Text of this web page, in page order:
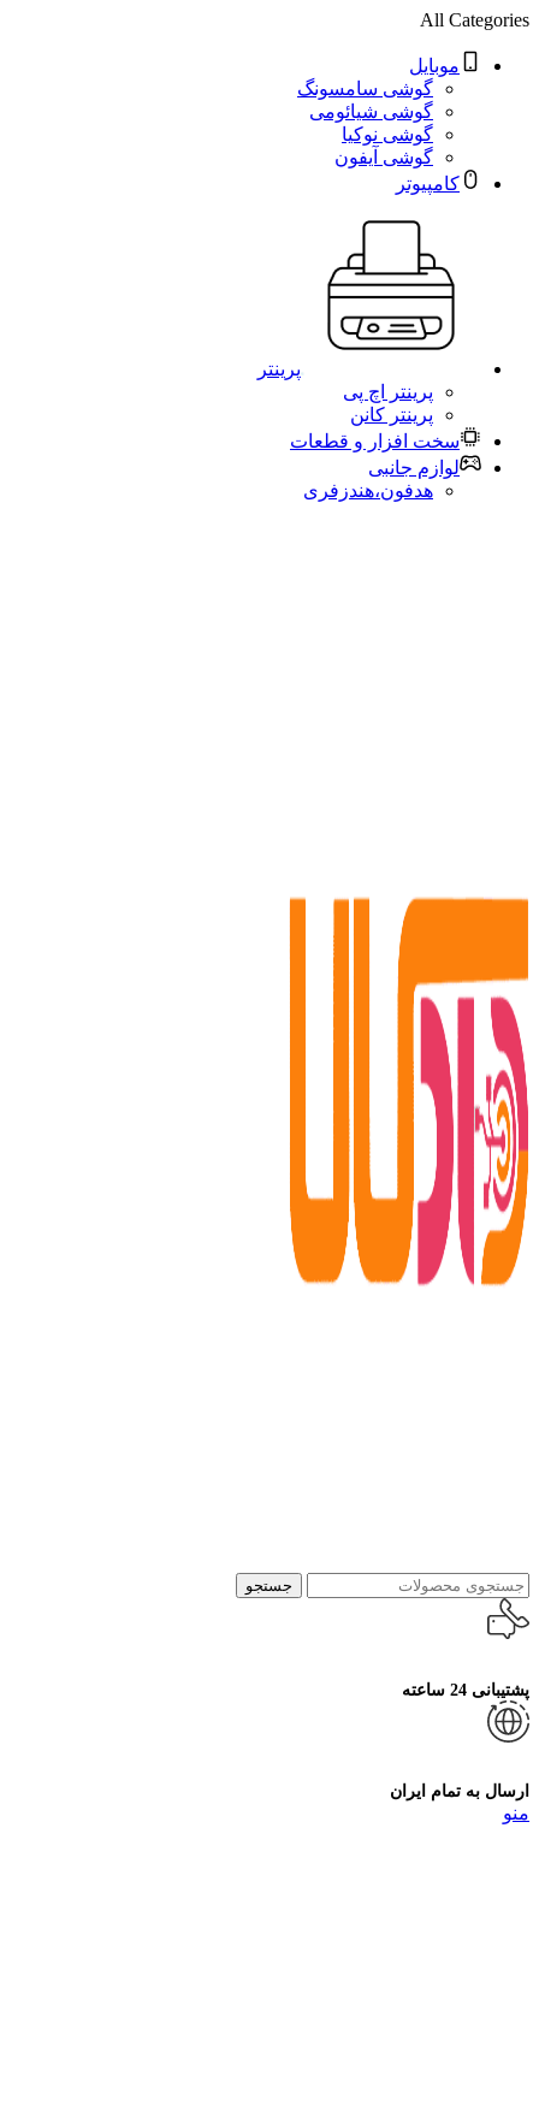
All Categories
موبایل
گوشی سامسونگ
گوشی شیائومی
گوشی نوکیا
گوشی آیفون
کامپیوتر
پرینتر
پرینتر اچ پی
پرینتر کانن
سخت افزار و قطعات
لوازم جانبی
هدفون،هندزفری
جستجو
پشتیبانی 24 ساعته
ارسال به تمام ایران
منو